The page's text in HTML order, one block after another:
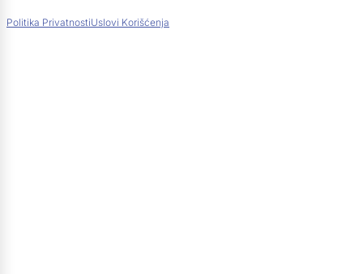
Politika PrivatnostiUslovi Korišćenja